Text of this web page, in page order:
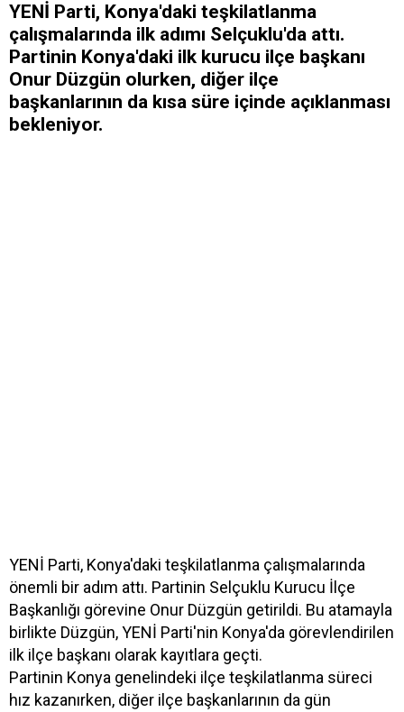
YENİ Parti, Konya'daki teşkilatlanma
çalışmalarında ilk adımı Selçuklu'da attı.
Partinin Konya'daki ilk kurucu ilçe başkanı
Onur Düzgün olurken, diğer ilçe
başkanlarının da kısa süre içinde açıklanması
bekleniyor.
YENİ Parti, Konya'daki teşkilatlanma çalışmalarında
önemli bir adım attı. Partinin Selçuklu Kurucu İlçe
Başkanlığı görevine Onur Düzgün getirildi. Bu atamayla
birlikte Düzgün, YENİ Parti'nin Konya'da görevlendirilen
ilk ilçe başkanı olarak kayıtlara geçti.
Partinin Konya genelindeki ilçe teşkilatlanma süreci
hız kazanırken, diğer ilçe başkanlarının da gün